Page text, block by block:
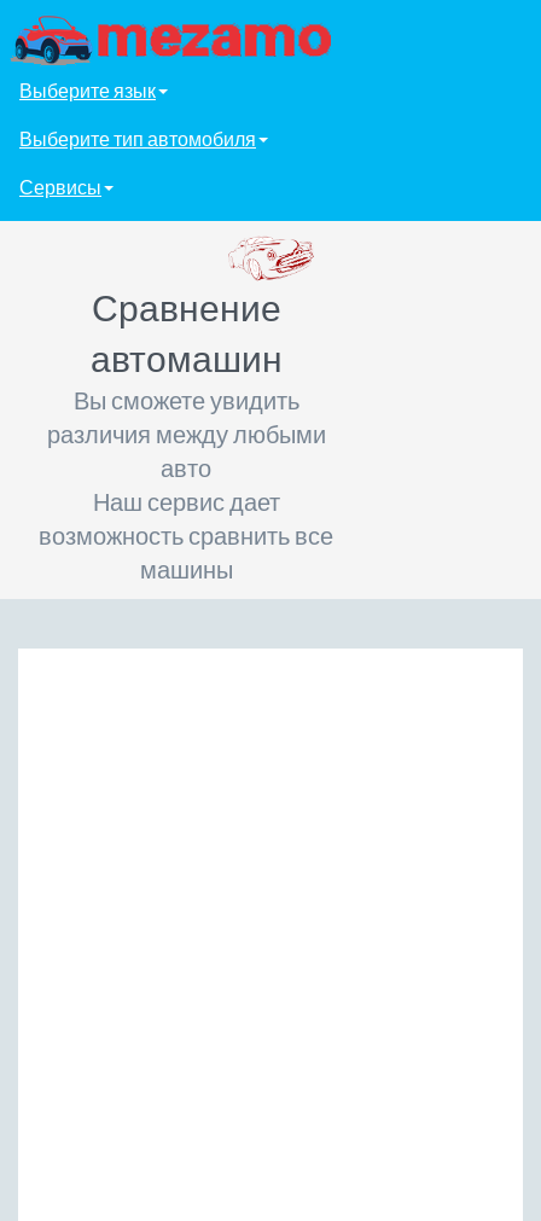
Выберите язык
Выберите тип автомобиля
Сервисы
Сравнение
автомашин
Вы сможете увидить
различия между любыми
авто
Наш сервис дает
возможность сравнить все
машины